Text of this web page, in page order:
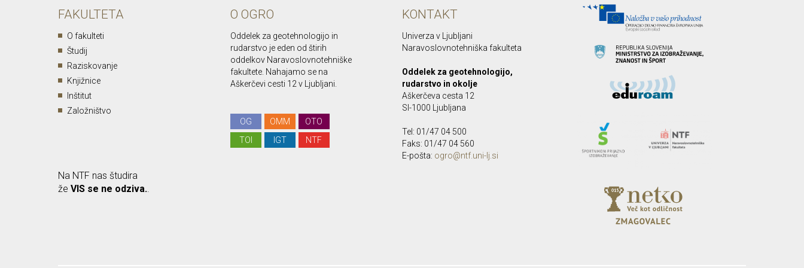
FAKULTETA
O fakulteti
Študij
Raziskovanje
Knjižnice
Inštitut
Založništvo
O OGRO
Oddelek za geotehnologijo in
rudarstvo je eden od štirih
oddelkov Naravoslovnotehniške
fakultete. Nahajamo se na
Aškerčevi cesti 12 v Ljubljani.
OG OMM
OTO
TOI
IGT NTF
KONTAKT
Univerza v Ljubljani
Naravoslovnotehniška fakulteta
Oddelek za geotehnologijo,
rudarstvo in okolje
Aškerčeva cesta 12
SI-1000 Ljubljana
Tel: 01/47 04 500
Faks: 01/47 04 560
E-pošta: ogro@ntf.uni-lj.si
Na NTF nas študira
že VIS se ne odziva.